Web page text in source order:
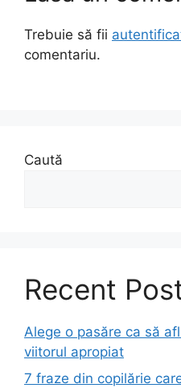
Trebuie să fii
comentariu.
Caută
Recent
Alege o pasăre ca să
viitorul apropiat
7 fraze din copilărie